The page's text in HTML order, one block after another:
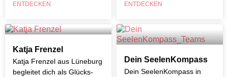
ENTDECKEN ENTDECKEN
Katja Frenzel
Katja Frenzel aus Lüneburg
begleitet dich als Glücks-
Dein SeelenKompass
Dein SeelenKompass in